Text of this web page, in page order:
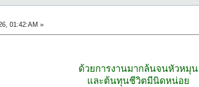
01:42:AM »
ด้วยการงานมากล้นจนหัวหมุน
และต้นทุนชีวิตมีนิดหน่อย